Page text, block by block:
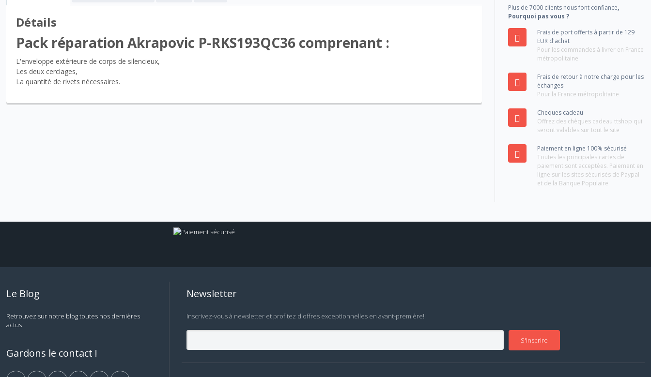
Détails
Pack réparation Akrapovic P-RKS193QC36 comprenant :
L'enveloppe extérieure de corps de silencieux,
Les deux cerclages,
La quantité de rivets nécessaires.
Plus de 7000 clients nous font confiance,
Pourquoi pas vous ?
Frais de port offerts à partir de 129
EUR d'achat
Pour les commandes à livrer en France
métropolitaine
Frais de retour à notre charge pour les
échanges
Pour la France métropolitaine
Cheques cadeau
Offrez des chèques cadeau ttshop qui
seront valables sur tout le site
Paiement en ligne 100% sécurisé
Toutes les principales cartes de
paiement sont acceptées. Paiement en
ligne sur les sites sécurisés de Paypal
et de la Banque Populaire
Le Blog
Retrouvez sur notre blog toutes nos dernières
actus
Gardons le contact !
Newsletter
Inscrivez-vous à newsletter et profitez d'offres exceptionnelles en avant-première!!
S'inscrire